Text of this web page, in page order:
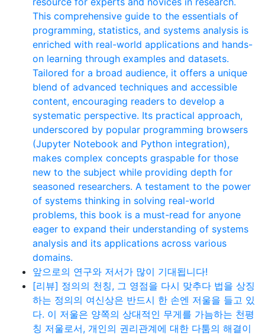
This comprehensive guide to the essentials of
programming, statistics, and systems analysis is
enriched with real-world applications and hands-
on learning through examples and datasets.
Tailored for a broad audience, it offers a unique
blend of advanced techniques and accessible
content, encouraging readers to develop a
systematic perspective. Its practical approach,
underscored by popular programming browsers
(Jupyter Notebook and Python integration),
makes complex concepts graspable for those
new to the subject while providing depth for
seasoned researchers. A testament to the power
of systems thinking in solving real-world
problems, this book is a must-read for anyone
eager to expand their understanding of systems
analysis and its applications across various
domains.
앞으로의 연구와 저서가 많이 기대됩니다!
[리뷰] 정의의 천칭, 그 영점을 다시 맞추다 법을 상징
하는 정의의 여신상은 반드시 한 손엔 저울을 들고 있
다. 이 저울은 양쪽의 상대적인 무게를 가늠하는 천평
칭 저울로서, 개인의 권리관계에 대한 다툼의 해결이